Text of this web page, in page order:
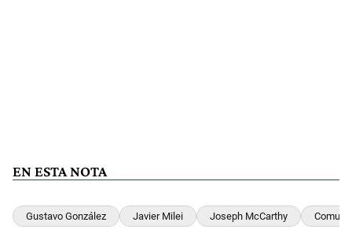
EN ESTA NOTA
Gustavo González Javier Milei Joseph McCarthy